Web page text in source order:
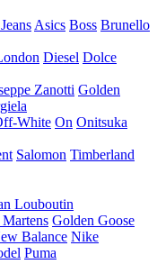
Asics Boss Brunello
Diesel Dolce
Zanotti Golden
White On Onitsuka
Salomon Timberland
Louboutin
Golden Goose
Balance Nike
Puma